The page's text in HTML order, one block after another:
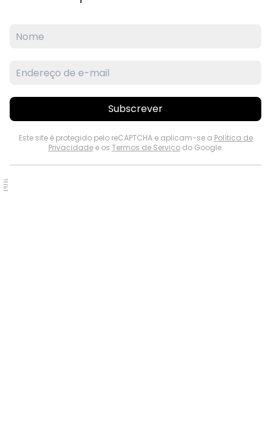
Subscrever
Este site é protegido pelo reCAPTCHA e aplicam-se a Política de
Privacidadee os Termos de Serviçodo Google.
PUB.